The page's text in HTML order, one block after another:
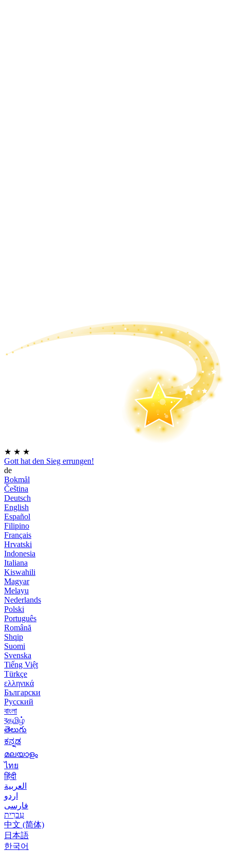
★ ★ ★
Gott hat den Sieg errungen!
de
Bokmål
Čeština
Deutsch
English
Español
Filipino
Français
Hrvatski
Indonesia
Italiana
Kiswahili
Magyar
Melayu
Nederlands
Polski
Português
Română
Shqip
Suomi
Svenska
Tiếng Việt
Türkçe
ελληνικά
Български
Русский
বাংলা
বதமிழ்
తెలుగు
ಕನ್ನಡ
മലയാളം
ไทย
हिंदी
العربية
اردو
فارسی
עִברִית
中文 (简体)
日本語
한국어